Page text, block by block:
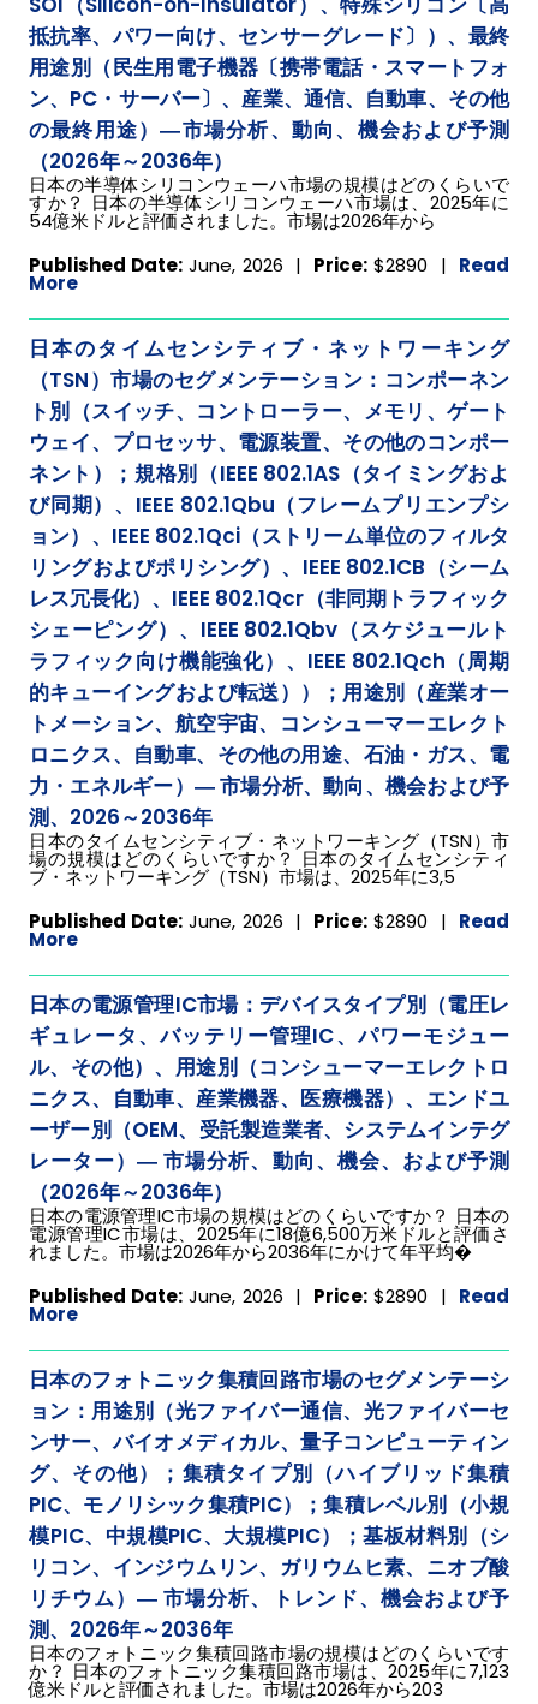
抵抗率、パワー向け、センサーグレード〕）、最終
用途別（民生用電子機器〔携帯電話・スマートフォ
ン、PC・サーバー〕、産業、通信、自動車、その他
の最終用途）―市場分析、動向、機会および予測
（2026年～2036年）
日本の半導体シリコンウェーハ市場の規模はどのくらいで
すか？ 日本の半導体シリコンウェーハ市場は、2025年に
54億米ドルと評価されました。市場は2026年から
Published Date: June, 2026 | Price: $2890 | Read
More
日本のタイムセンシティブ・ネットワーキング
（TSN）市場のセグメンテーション：コンポーネン
ト別（スイッチ、コントローラー、メモリ、ゲート
ウェイ、プロセッサ、電源装置、その他のコンポー
ネント）；規格別（IEEE 802.1AS（タイミングおよ
び同期）、IEEE 802.1Qbu（フレームプリエンプシ
ョン）、IEEE 802.1Qci（ストリーム単位のフィルタ
リングおよびポリシング）、IEEE 802.1CB（シーム
レス冗長化）、IEEE 802.1Qcr（非同期トラフィック
シェーピング）、IEEE 802.1Qbv（スケジュールト
ラフィック向け機能強化）、IEEE 802.1Qch（周期
的キューイングおよび転送））；用途別（産業オー
トメーション、航空宇宙、コンシューマーエレクト
ロニクス、自動車、その他の用途、石油・ガス、電
力・エネルギー）― 市場分析、動向、機会および予
測、2026～2036年
日本のタイムセンシティブ・ネットワーキング（TSN）市
場の規模はどのくらいですか？ 日本のタイムセンシティ
ブ・ネットワーキング（TSN）市場は、2025年に3,5
Published Date: June, 2026 | Price: $2890 | Read
More
日本の電源管理IC市場：デバイスタイプ別（電圧レ
ギュレータ、バッテリー管理IC、パワーモジュー
ル、その他）、用途別（コンシューマーエレクトロ
ニクス、自動車、産業機器、医療機器）、エンドユ
ーザー別（OEM、受託製造業者、システムインテグ
レーター）― 市場分析、動向、機会、および予測
（2026年～2036年）
日本の電源管理IC市場の規模はどのくらいですか？ 日本の
電源管理IC市場は、2025年に18億6,500万米ドルと評価さ
れました。市場は2026年から2036年にかけて年平均�
Published Date: June, 2026 | Price: $2890 | Read
More
日本のフォトニック集積回路市場のセグメンテーシ
ョン：用途別（光ファイバー通信、光ファイバーセ
ンサー、バイオメディカル、量子コンピューティン
グ、その他）；集積タイプ別（ハイブリッド集積
PIC、モノリシック集積PIC）；集積レベル別（小規
模PIC、中規模PIC、大規模PIC）；基板材料別（シ
リコン、インジウムリン、ガリウムヒ素、ニオブ酸
リチウム）― 市場分析、トレンド、機会および予
測、2026年～2036年
日本のフォトニック集積回路市場の規模はどのくらいです
か？ 日本のフォトニック集積回路市場は、2025年に7,123
億米ドルと評価されました。市場は2026年から203